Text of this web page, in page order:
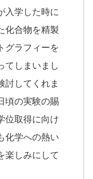
入学した時に
化合物を精製
グラフィーを
てしまいまし
討してくれま
頃の実験の賜
位取得に向け
化学への熱い
楽しみにして